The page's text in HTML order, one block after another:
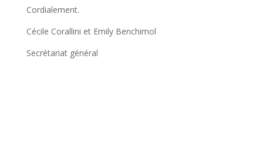
Cordialement.
Cécile Corallini et Emily Benchimol
Secrétariat général